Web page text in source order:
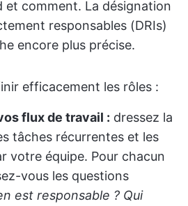
et comment. La désignation
responsables (DRIs)
encore plus précise.
efficacement les rôles :
flux de travail : dressez la
tâches récurrentes et les
votre équipe. Pour chacun
vous les questions
est responsable ? Qui